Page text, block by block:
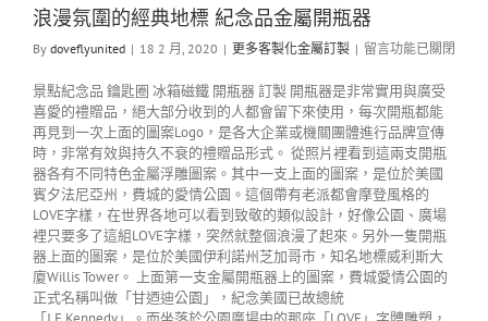
浪漫氛圍的經典地標 紀念品金屬開瓶器
By doveflyunited | 18 2 月, 2020 | 更多客製化金屬訂製 | 留言功能已關閉
景點紀念品 鑰匙圈 冰箱磁鐵 開瓶器 訂製 開瓶器是非常實用與廣受
喜愛的禮贈品，絕大部分收到的人都會留下來使用，每次開瓶都能
再見到一次上面的圖案Logo，是各大企業或機關團體進行品牌宣傳
時，非常有效與持久不衰的禮贈品形式。 從照片裡看到這兩支開瓶
器各有不同特色金屬浮雕圖案。其中一支上面的圖案，是位於美國
賓夕法尼亞州，費城的愛情公園。這個帶有老派都會摩登風格的
LOVE字樣，在世界各地可以看到致敬的類似設計，好像公園、廣場
裡只要多了這組LOVE字樣，突然就整個浪漫了起來。另外一隻開瓶
器上面的圖案，是位於美國伊利諾州芝加哥市，知名地標威利斯大
廈Willis Tower。 上面第一支金屬開瓶器上的圖案，費城愛情公園的
正式名稱叫做「甘迺迪公園」，紀念美國已故總統